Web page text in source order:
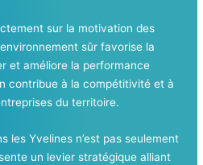
sur la motivation des
sûr favorise la
et améliore la performance
contribue à la compétitivité et à
du territoire.
les Yvelines n’est pas seulement
un levier stratégique alliant